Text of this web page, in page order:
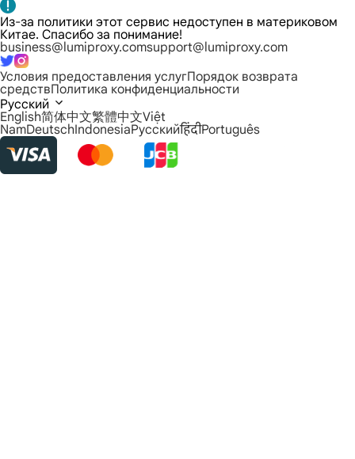
Из-за политики этот сервис недоступен в материковом
Китае. Спасибо за понимание!
business@lumiproxy.comsupport@lumiproxy.com
Условия предоставления услугПорядок возврата
средствПолитика конфиденциальности
Русский
English简体中文繁體中文Việt
NamDeutschIndonesiaРусскийहिंदीPortuguês